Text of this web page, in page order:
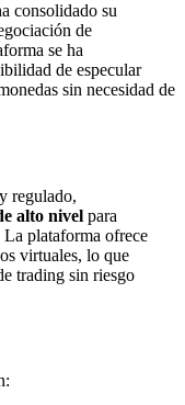
consolidado su
de
se ha
de especular
sin necesidad de
regulado,
alto nivel para
La plataforma ofrece
virtuales, lo que
trading sin riesgo